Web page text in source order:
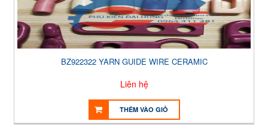
BZ922322 YARN GUIDE WIRE CERAMIC
Liên hệ
THÊM VÀO GIỎ